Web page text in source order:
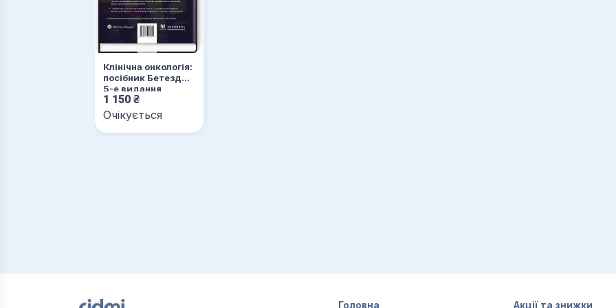
Клінічна онкологія:
посібник Бетезди:
5-е видання
1 150 ₴
Очікується
Головна Акції та знижки